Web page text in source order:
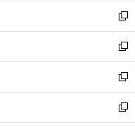
く
ド
ウ
で
開
く
ウ
ィ
ン
ド
ウ
で
開
く
し
い
ウ
ィ
ン
ド
ウ
で
開
新
し
い
ウ
ィ
ン
ド
ウ
新
し
い
ウ
ィ
ン
新
し
い
ウ
新
し